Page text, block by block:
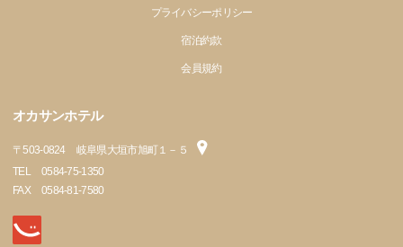
プライバシーポリシー
宿泊約款
会員規約
オカサンホテル
〒503-0824
岐阜県大垣市旭町１－５
TEL
0584-75-1350
FAX
0584-81-7580